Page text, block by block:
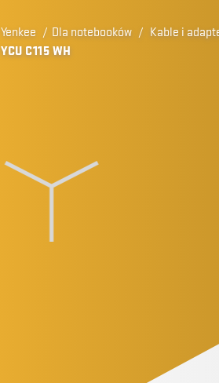
Yenkee / Dla notebooków / Kable i
YCU C115 WH